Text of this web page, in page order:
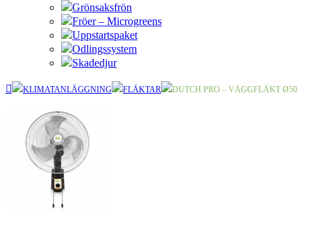
Grönsaksfrön
Fröer – Microgreens
Uppstartspaket
Odlingssystem
Skadedjur
KLIMATANLÄGGNING FLÄKTAR DUTCH PRO – VÄGGFLÄKT Ø50